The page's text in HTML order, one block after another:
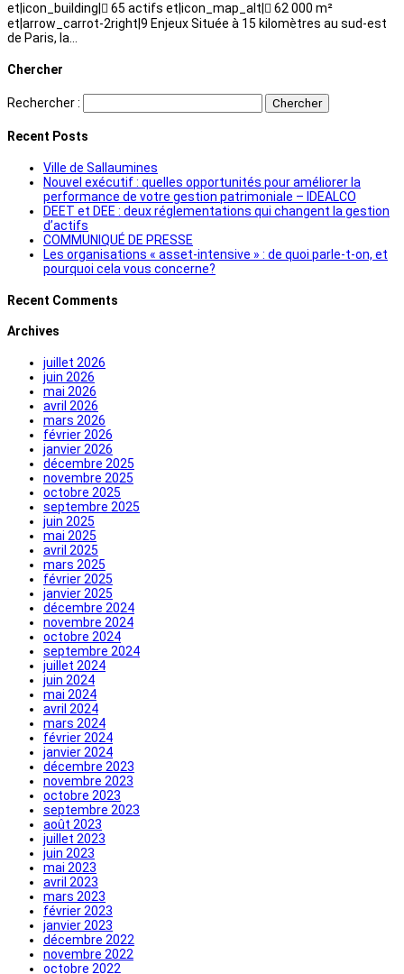
et|icon_building| 65 actifs et|icon_map_alt| 62 000 m²
et|arrow_carrot-2right|9 Enjeux Située à 15 kilomètres au sud-est
de Paris, la...
Chercher
Rechercher :
Recent Posts
Ville de Sallaumines
Nouvel exécutif : quelles opportunités pour améliorer la
performance de votre gestion patrimoniale – IDEALCO
DEET et DEE : deux réglementations qui changent la gestion
d’actifs
COMMUNIQUÉ DE PRESSE
Les organisations « asset-intensive » : de quoi parle-t-on, et
pourquoi cela vous concerne?
Recent Comments
Archives
juillet 2026
juin 2026
mai 2026
avril 2026
mars 2026
février 2026
janvier 2026
décembre 2025
novembre 2025
octobre 2025
septembre 2025
juin 2025
mai 2025
avril 2025
mars 2025
février 2025
janvier 2025
décembre 2024
novembre 2024
octobre 2024
septembre 2024
juillet 2024
juin 2024
mai 2024
avril 2024
mars 2024
février 2024
janvier 2024
décembre 2023
novembre 2023
octobre 2023
septembre 2023
août 2023
juillet 2023
juin 2023
mai 2023
avril 2023
mars 2023
février 2023
janvier 2023
décembre 2022
novembre 2022
octobre 2022